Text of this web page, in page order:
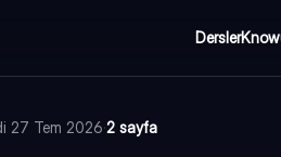
Dersler
27 Tem 2026·2 sayfa